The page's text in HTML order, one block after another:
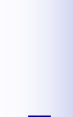
adipiscing
dolor.